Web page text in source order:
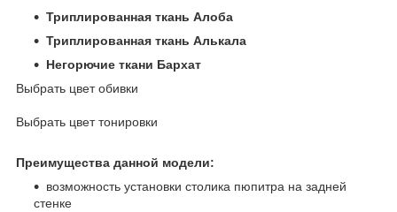
Триплированная ткань Алоба
Триплированная ткань Алькала
Негорючие ткани Бархат
Выбрать цвет обивки
Выбрать цвет тонировки
Преимущества данной модели:
возможность установки столика пюпитра на задней
стенке